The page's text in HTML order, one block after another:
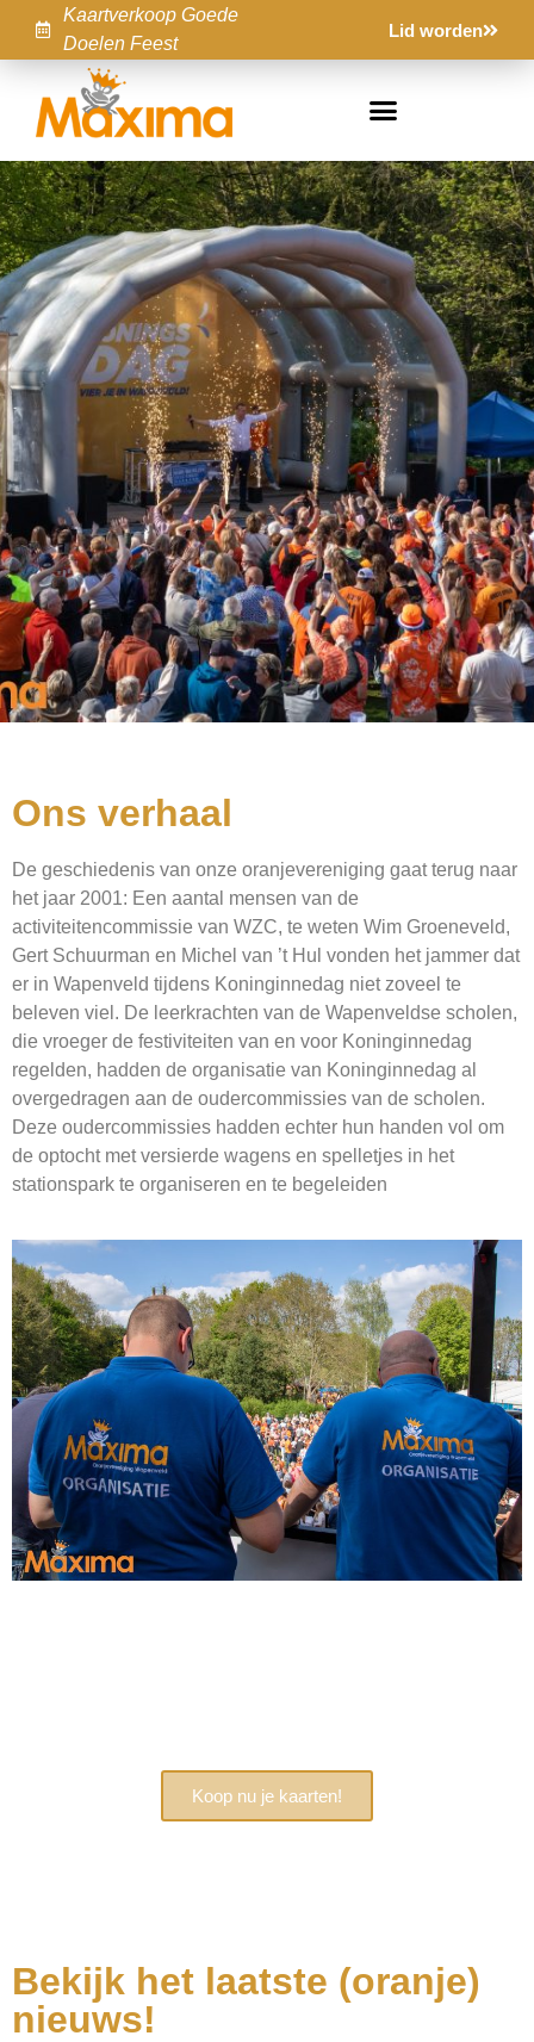
Kaartverkoop Goede
Doelen Feest
Lid worden
Ons verhaal
De geschiedenis van onze oranjevereniging gaat terug naar
het jaar 2001: Een aantal mensen van de
activiteitencommissie van WZC, te weten Wim Groeneveld,
Gert Schuurman en Michel van ’t Hul vonden het jammer dat
er in Wapenveld tijdens Koninginnedag niet zoveel te
beleven viel. De leerkrachten van de Wapenveldse scholen,
die vroeger de festiviteiten van en voor Koninginnedag
regelden, hadden de organisatie van Koninginnedag al
overgedragen aan de oudercommissies van de scholen.
Deze oudercommissies hadden echter hun handen vol om
de optocht met versierde wagens en spelletjes in het
stationspark te organiseren en te begeleiden
Koop nu je kaarten!
Bekijk het laatste (oranje)
nieuws!